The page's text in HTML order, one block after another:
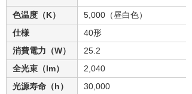
色温度（K）
5,000（昼白色）
仕様
40形
消費電力（W）
25.2
全光束（lm）
2,040
光源寿命（h）
30,000